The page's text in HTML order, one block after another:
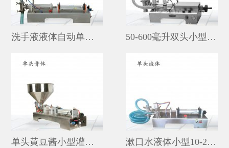
洗手液液体自动单头小型灌装机 50-600毫升双头小型食用油灌装机价格
单头黄豆酱小型灌装机价格 漱口水液体小型10-250毫升灌装机厂家